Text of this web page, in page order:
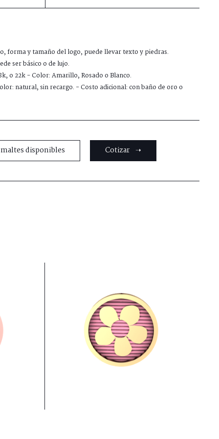
forma y tamaño del logo, puede llevar texto y piedras.
ser básico o de lujo.
o 22k - Color: Amarillo, Rosado o Blanco.
natural, sin recargo. - Costo adicional: con baño de oro o
disponibles Cotizar ➝